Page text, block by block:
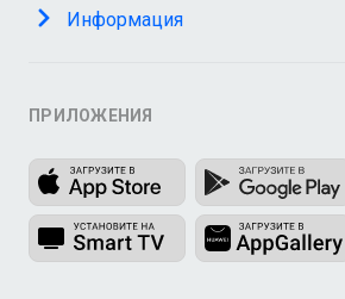
Информация
ПРИЛОЖЕНИЯ